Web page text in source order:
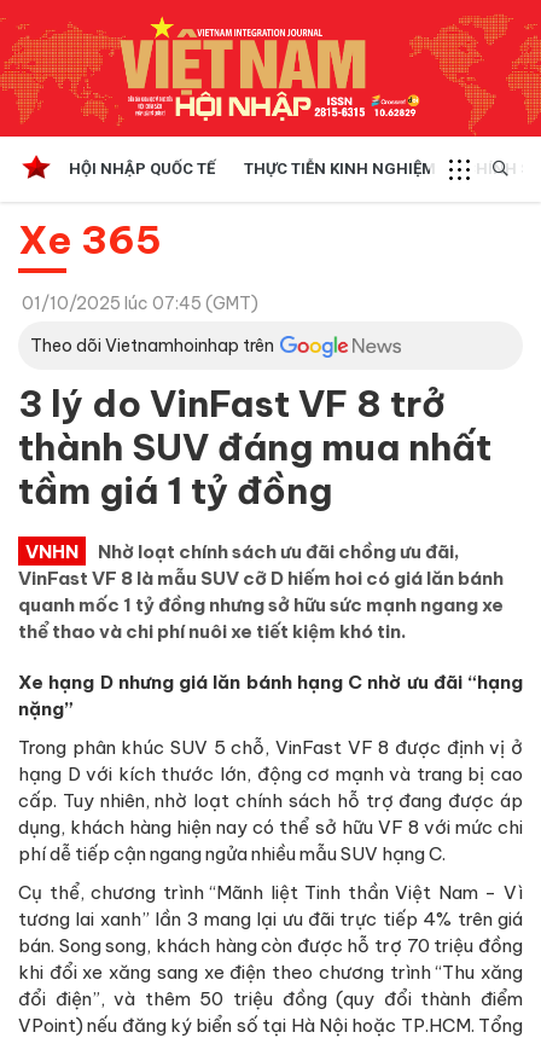
HỘI NHẬP QUỐC TẾ THỰC TIỄN KINH NGHIỆM CHÍNH
Xe 365
01/10/2025 lúc 07:45 (GMT)
Theo dõi Vietnamhoinhap trên
3 lý do VinFast VF 8 trở
thành SUV đáng mua nhất
tầm giá 1 tỷ đồng
VNHN
Nhờ loạt chính sách ưu đãi chồng ưu đãi,
VinFast VF 8 là mẫu SUV cỡ D hiếm hoi có giá lăn bánh
quanh mốc 1 tỷ đồng nhưng sở hữu sức mạnh ngang xe
thể thao và chi phí nuôi xe tiết kiệm khó tin.
Xe hạng D nhưng giá lăn bánh hạng C nhờ ưu đãi “hạng
nặng”
Trong phân khúc SUV 5 chỗ, VinFast VF 8 được định vị ở
hạng D với kích thước lớn, động cơ mạnh và trang bị cao
cấp. Tuy nhiên, nhờ loạt chính sách hỗ trợ đang được áp
dụng, khách hàng hiện nay có thể sở hữu VF 8 với mức chi
phí dễ tiếp cận ngang ngửa nhiều mẫu SUV hạng C.
Cụ thể, chương trình “Mãnh liệt Tinh thần Việt Nam - Vì
tương lai xanh” lần 3 mang lại ưu đãi trực tiếp 4% trên giá
bán. Song song, khách hàng còn được hỗ trợ 70 triệu đồng
khi đổi xe xăng sang xe điện theo chương trình “Thu xăng
đổi điện”, và thêm 50 triệu đồng (quy đổi thành điểm
VPoint) nếu đăng ký biển số tại Hà Nội hoặc TP.HCM. Tổng